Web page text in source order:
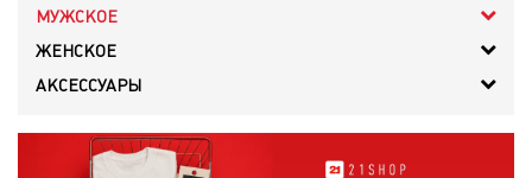
МУЖСКОЕ
ЖЕНСКОЕ
АКСЕССУАРЫ